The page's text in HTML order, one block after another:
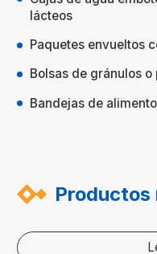
lácteos
Paquetes envueltos
Bolsas de gránulos o
Bandejas de
Productos